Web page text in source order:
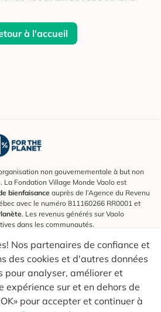
à l'accueil
Nos partenaires de confiance et
des cookies et d'autres données
pour analyser, améliorer et
expérience sur et en dehors de
pour accepter et continuer à
non gouvernementale à but non
La Fondation Village Monde Vaolo est
bienfaisance auprès de l’Agence du Revenu
avec le numéro 811160266 RR0001 et
. Les revenus générés sur Vaolo
dans les communautés.
suivre nos explorateurs et recevoir des
conscients.
Envoyer